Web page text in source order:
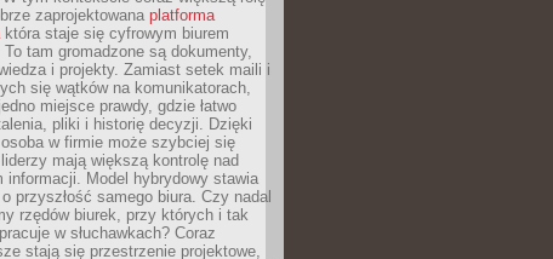
zaprojektowana platforma
która staje się cyfrowym biurem
tam gromadzone są dokumenty,
i projekty. Zamiast setek maili i
się wątków na komunikatorach,
miejsce prawdy, gdzie łatwo
pliki i historię decyzji. Dzięki
w firmie może szybciej się
mają większą kontrolę nad
informacji. Model hybrydowy stawia
przyszłość samego biura. Czy nadal
rzędów biurek, przy których i tak
w słuchawkach? Coraz
stają się przestrzenie projektowe,